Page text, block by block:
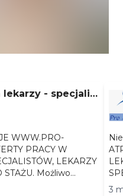
lekarzy - specjaliz
LEKARZY
W TRAKCIE SPECJALIZACJI I PO STAŻU. Możliwo...
3